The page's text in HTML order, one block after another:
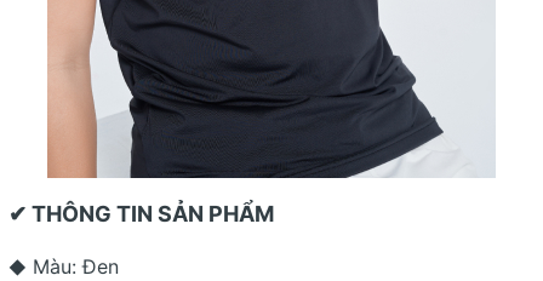
✔ THÔNG TIN SẢN PHẨM
◆ Màu: Đen